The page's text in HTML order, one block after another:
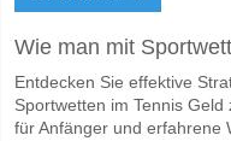
Wie man mit
Entdecken Sie effektive
Sportwetten im Tennis
für Anfänger und erfahrene